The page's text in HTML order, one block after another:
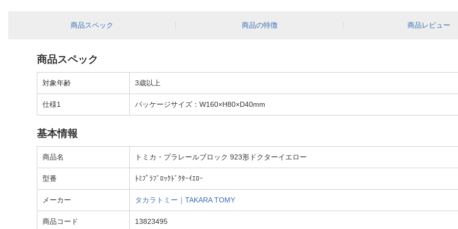
商品スペック 商品の特徴 商品レビュー
商品スペック
対象年齢 3歳以上
仕様1 パッケージサイズ：W160×H80×D40mm
基本情報
商品名 トミカ・プラレールブロック 923形ドクターイエロー
型番 ﾄﾐﾌﾟﾗﾌﾞﾛｯｸﾄﾞｸﾀｰｲｴﾛｰ
メーカー タカラトミー｜TAKARA TOMY
商品コード 13823495